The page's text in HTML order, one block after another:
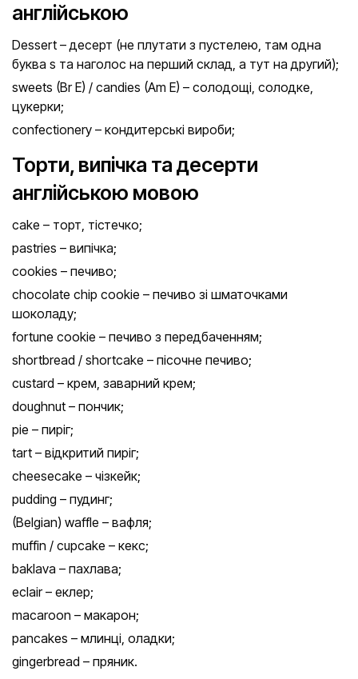
англійською
Dessert – десерт (не плутати з пустелею, там одна
буква s та наголос на перший склад, а тут на другий);
sweets (Br E) / candies (Am E) – солодощі, солодке,
цукерки;
confectionery – кондитерські вироби;
Торти, випічка та десерти
англійською мовою
cake – торт, тістечко;
pastries – випічка;
cookies – печиво;
chocolate chip cookie – печиво зі шматочками
шоколаду;
fortune cookie – печиво з передбаченням;
shortbread / shortcake – пісочне печиво;
custard – крем, заварний крем;
doughnut – пончик;
pie – пиріг;
tart – відкритий пиріг;
cheesecake – чізкейк;
pudding – пудинг;
(Belgian) waffle – вафля;
muffin / cupcake – кекс;
baklava – пахлава;
eclair – еклер;
macaroon – макарон;
pancakes – млинці, оладки;
gingerbread – пряник.